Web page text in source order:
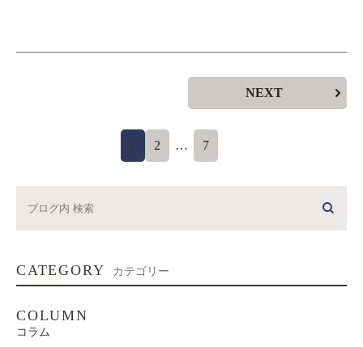
1 2 … 7
NEXT
CATEGORY カテゴリー
COLUMN
コラム